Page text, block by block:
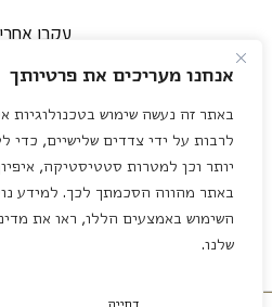
אנחנו מעריכים את פרטיותך
לרבות על ידי צדדים שלישיים, כדי
יותר וכן למטרות סטטיסטיקה,
באתר מהווה הסכמתך לכך. למידע
השימוש באמצעים הללו, ראו את
שלנו.
דחייה
עקבו